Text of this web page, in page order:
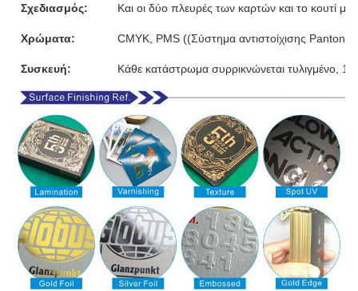
Σχεδιασμός:
Και οι δύο πλευρές των καρτών και το κουτί
Χρώματα: CMYK, PMS ((Σύστημα αντιστοίχισης Pantone)
Συσκευή: Κάθε κατάστρωμα συρρικνώνεται τυλιγμένο,